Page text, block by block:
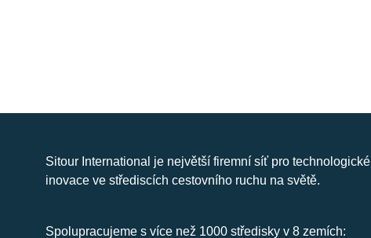
Sitour International je největší firemní síť pro technologické
inovace ve střediscích cestovního ruchu na světě.
Spolupracujeme s více než 1000 středisky v 8 zemích: